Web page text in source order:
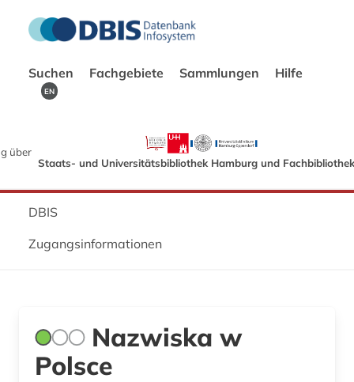
Suchen Fachgebiete Sammlungen Hilfe
EN
über
Staats- und Universitätsbibliothek Hamburg und
DBIS
Zugangsinformationen
Nazwiska w
Polsce